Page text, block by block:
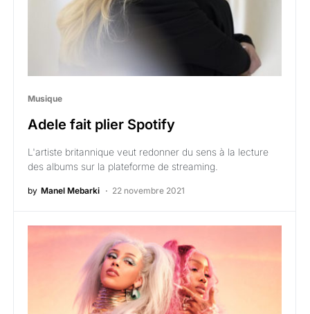
Musique
Adele fait plier Spotify
L'artiste britannique veut redonner du sens à la lecture
des albums sur la plateforme de streaming.
by Manel Mebarki 22 novembre 2021